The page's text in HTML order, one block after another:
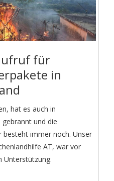
für
in
hat es auch in
gebrannt und die
besteht immer noch. Unser
AT, war vor
Unterstützung.